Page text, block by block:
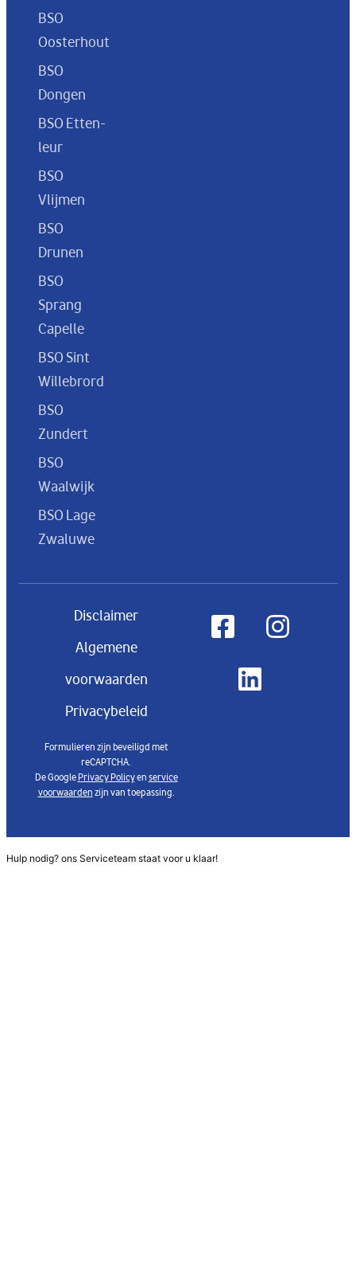
BSO
Oosterhout
BSO
Dongen
BSO Etten-
leur
BSO
Vlijmen
BSO
Drunen
BSO
Sprang
Capelle
BSO Sint
Willebrord
BSO
Zundert
BSO
Waalwijk
BSO Lage
Zwaluwe
Disclaimer
Algemene
voorwaarden
Privacybeleid
Formulieren zijn beveiligd met
reCAPTCHA.
De GooglePrivacy Policyenservice
voorwaardenzijn van toepassing.
Hulp nodig? ons Serviceteam staat voor u klaar!